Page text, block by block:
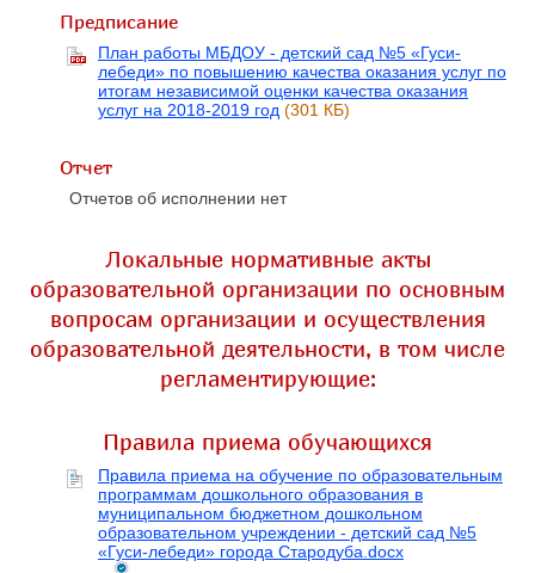
Предписание
План работы МБДОУ - детский сад №5 «Гуси-
лебеди» по повышению качества оказания услуг по
итогам независимой оценки качества оказания
услуг на 2018-2019 год (301 КБ)
Отчет
Отчетов об исполнении нет
Локальные нормативные акты
образовательной организации по основным
вопросам организации и осуществления
образовательной деятельности, в том числе
регламентирующие:
Правила приема обучающихся
Правила приема на обучение по образовательным
программам дошкольного образования в
муниципальном бюджетном дошкольном
образовательном учреждении - детский сад №5
«Гуси-лебеди» города Стародуба.docx